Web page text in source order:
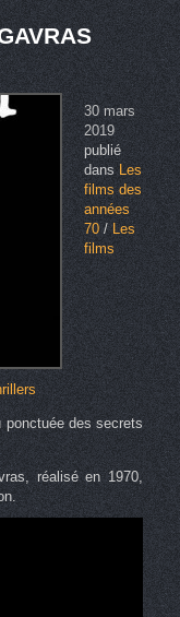
30 mars
2019
publié
dansLes
films des
années
70/Les
films
ponctuée des secrets
réalisé en 1970,